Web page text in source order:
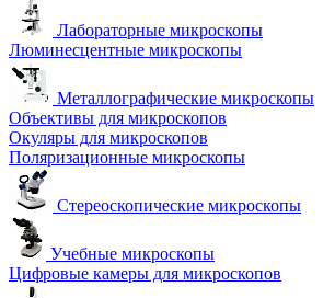
Лабораторные микроскопы
Люминесцентные микроскопы
Металлографические микроскопы
Объективы для микроскопов
Окуляры для микроскопов
Поляризационные микроскопы
Стереоскопические микроскопы
Учебные микроскопы
Цифровые камеры для микроскопов